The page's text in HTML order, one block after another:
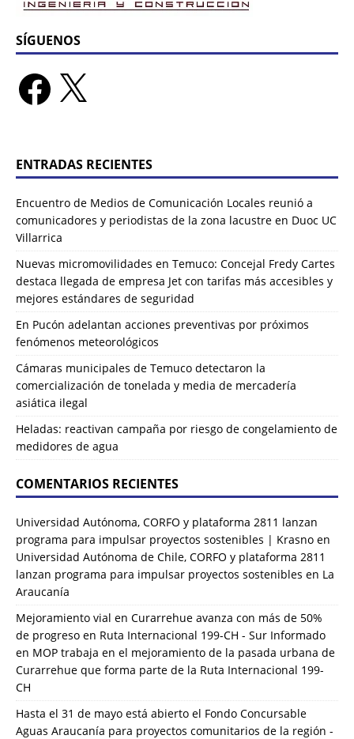
SÍGUENOS
ENTRADAS RECIENTES
Encuentro de Medios de Comunicación Locales reunió a
comunicadores y periodistas de la zona lacustre en Duoc UC
Villarrica
Nuevas micromovilidades en Temuco: Concejal Fredy Cartes
destaca llegada de empresa Jet con tarifas más accesibles y
mejores estándares de seguridad
En Pucón adelantan acciones preventivas por próximos
fenómenos meteorológicos
Cámaras municipales de Temuco detectaron la
comercialización de tonelada y media de mercadería
asiática ilegal
Heladas: reactivan campaña por riesgo de congelamiento de
medidores de agua
COMENTARIOS RECIENTES
Universidad Autónoma, CORFO y plataforma 2811 lanzan
programa para impulsar proyectos sostenibles | Krasno en
Universidad Autónoma de Chile, CORFO y plataforma 2811
lanzan programa para impulsar proyectos sostenibles en La
Araucanía
Mejoramiento vial en Curarrehue avanza con más de 50%
de progreso en Ruta Internacional 199-CH - Sur Informado
en MOP trabaja en el mejoramiento de la pasada urbana de
Curarrehue que forma parte de la Ruta Internacional 199-
CH
Hasta el 31 de mayo está abierto el Fondo Concursable
Aguas Araucanía para proyectos comunitarios de la región -